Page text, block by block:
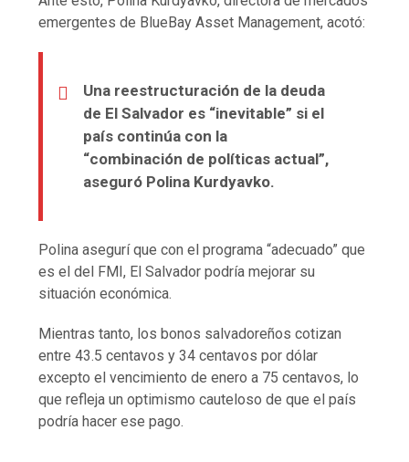
emergentes de BlueBay Asset Management, acotó:
Una reestructuración de la deuda
de El Salvador es “inevitable” si el
país continúa con la
“combinación de políticas actual”,
aseguró Polina Kurdyavko.
Polina asegurí que con el programa “adecuado” que
es el del FMI, El Salvador podría mejorar su
situación económica.
Mientras tanto, los bonos salvadoreños cotizan
entre 43.5 centavos y 34 centavos por dólar
excepto el vencimiento de enero a 75 centavos, lo
que refleja un optimismo cauteloso de que el país
podría hacer ese pago.